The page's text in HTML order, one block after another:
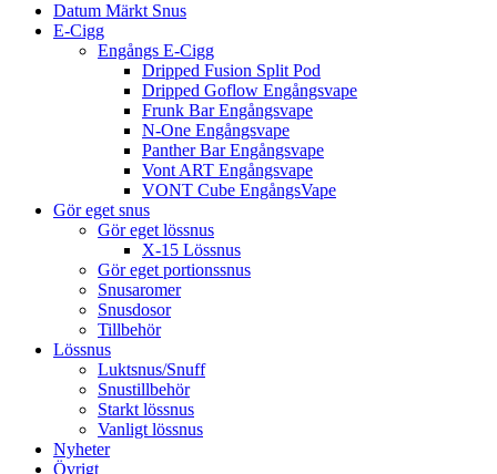
Datum Märkt Snus
E-Cigg
Engångs E-Cigg
Dripped Fusion Split Pod
Dripped Goflow Engångsvape
Frunk Bar Engångsvape
N-One Engångsvape
Panther Bar Engångsvape
Vont ART Engångsvape
VONT Cube EngångsVape
Gör eget snus
Gör eget lössnus
X-15 Lössnus
Gör eget portionssnus
Snusaromer
Snusdosor
Tillbehör
Lössnus
Luktsnus/Snuff
Snustillbehör
Starkt lössnus
Vanligt lössnus
Nyheter
Övrigt